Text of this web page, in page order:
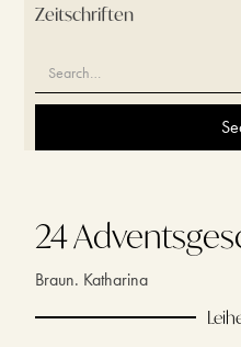
Zeitschriften
24
Braun. Katharina